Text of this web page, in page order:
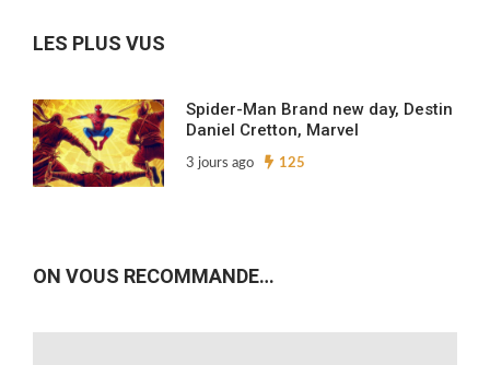
LES PLUS VUS
Spider-Man Brand new day, Destin
Daniel Cretton, Marvel
3 jours ago 125
ON VOUS RECOMMANDE…